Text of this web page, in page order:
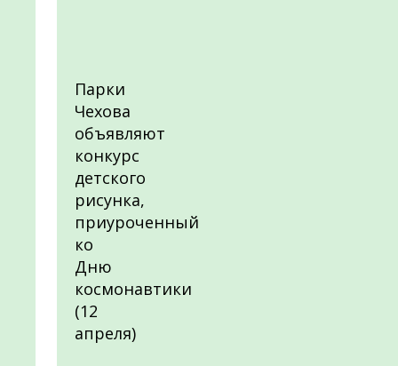
Парки
Чехова
объявляют
конкурс
детского
рисунка,
приуроченный
ко
Дню
космонавтики
(12
апреля)